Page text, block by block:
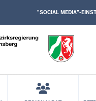
MEDIA
"SOCIAL MEDIA"-